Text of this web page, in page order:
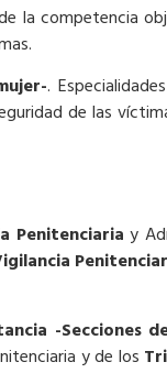
la competencia
.
de las
Penitenciaria y
-Secciones
y de los